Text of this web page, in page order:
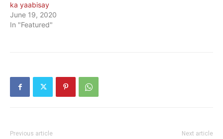
ka yaabisay
June 19, 2020
In "Featured"
Previous article Next article